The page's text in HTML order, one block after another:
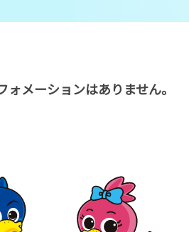
特性・進入コース別情報
湖
ォメーションはありません。